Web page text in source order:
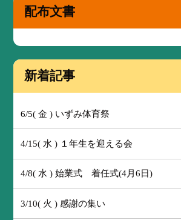
配布文書
新着記事
6/5( 金 ) いずみ体育祭
4/15( 水 ) １年生を迎える会
4/8( 水 ) 始業式 着任式(4月6日)
3/10( 火 ) 感謝の集い